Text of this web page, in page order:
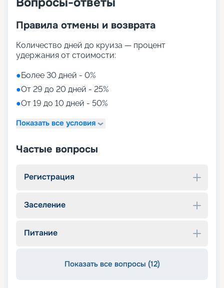
Правила отмены и возврата
Количество дней до круиза — процент
удержания от стоимости:
●Более 30 дней - 0%
●От 29 до 20 дней - 25%
●От 19 до 10 дней - 50%
Показать все условия
Частые вопросы
Регистрация
Заселение
Питание
Показать все вопросы (12)